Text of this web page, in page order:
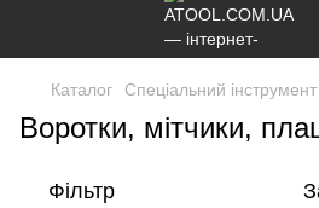
Каталог Спеціальний інструмент
Воротки, мітчики,
Фільтр